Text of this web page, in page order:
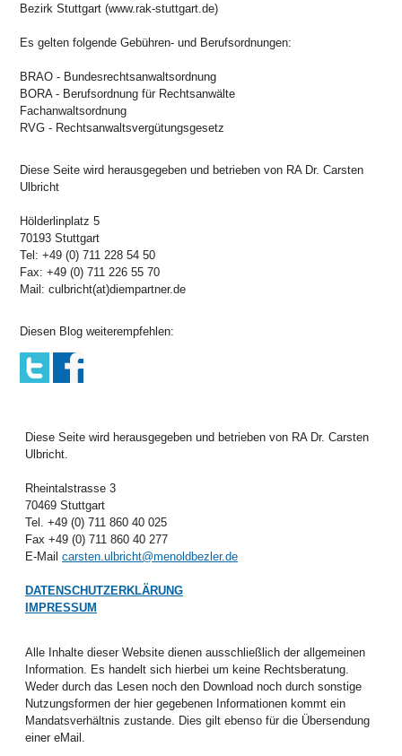
Bezirk Stuttgart (www.rak-stuttgart.de)
Es gelten folgende Gebühren- und Berufsordnungen:
BRAO - Bundesrechtsanwaltsordnung
BORA - Berufsordnung für Rechtsanwälte
Fachanwaltsordnung
RVG - Rechtsanwaltsvergütungsgesetz
Diese Seite wird herausgegeben und betrieben von RA Dr. Carsten
Ulbricht
Hölderlinplatz 5
70193 Stuttgart
Tel: +49 (0) 711 228 54 50
Fax: +49 (0) 711 226 55 70
Mail: culbricht(at)diempartner.de
Diesen Blog weiterempfehlen:
Diese Seite wird herausgegeben und betrieben von RA Dr. Carsten
Ulbricht.
Rheintalstrasse 3
70469 Stuttgart
Tel. +49 (0) 711 860 40 025
Fax +49 (0) 711 860 40 277
E-Mail carsten.ulbricht@menoldbezler.de
DATENSCHUTZERKLÄRUNG
IMPRESSUM
Alle Inhalte dieser Website dienen ausschließlich der allgemeinen
Information. Es handelt sich hierbei um keine Rechtsberatung.
Weder durch das Lesen noch den Download noch durch sonstige
Nutzungsformen der hier gegebenen Informationen kommt ein
Mandatsverhältnis zustande. Dies gilt ebenso für die Übersendung
einer eMail.